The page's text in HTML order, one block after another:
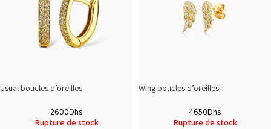
Usual boucles d’oreilles
2600Dhs
Rupture de stock
Wing boucles d’oreilles
4650Dhs
Rupture de stock